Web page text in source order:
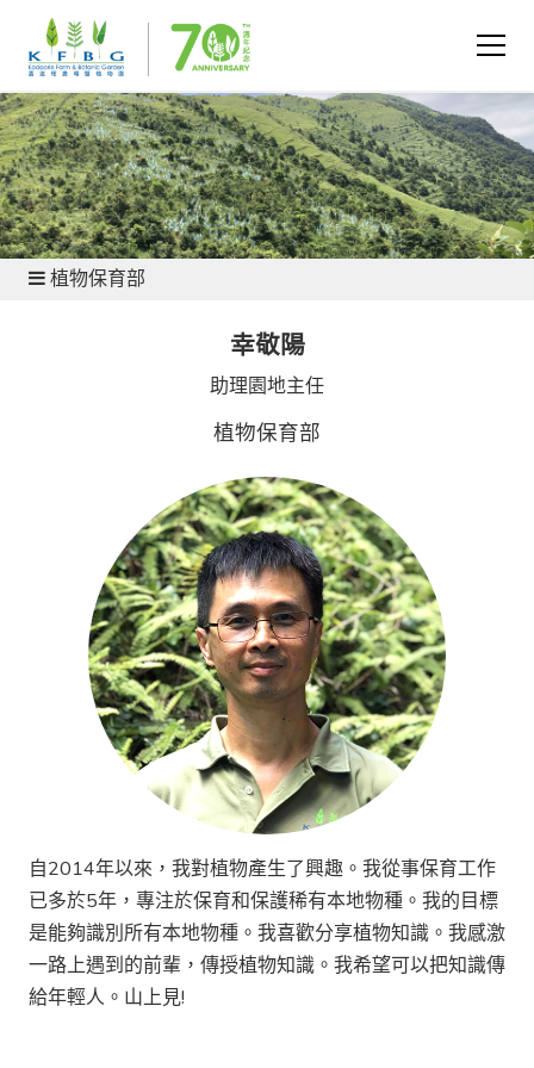
關於我們 - 部門
植物保育部
幸敬陽
助理園地主任
植物保育部
自2014年以來，我對植物產生了興趣。我從事保育工作
已多於5年，專注於保育和保護稀有本地物種。我的目標
是能夠識別所有本地物種。我喜歡分享植物知識。我感激
一路上遇到的前輩，傳授植物知識。我希望可以把知識傳
給年輕人。山上見!